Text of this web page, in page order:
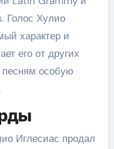
Голос Хулио
характер и
его от других
песням особую
Иглесиас продал